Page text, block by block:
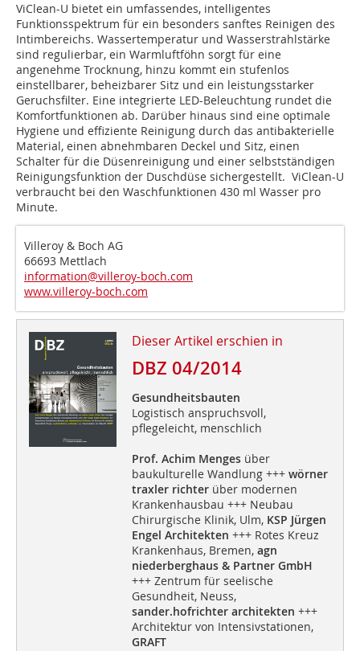
ViClean-U bietet ein umfassendes, intelligentes
Funktionsspektrum für ein besonders sanftes Reinigen des
Intimbereichs. Wassertemperatur und Wasserstrahlstärke
sind regulierbar, ein Warmluftföhn sorgt für eine
angenehme Trocknung, hinzu kommt ein stufenlos
einstellbarer, beheizbarer Sitz und ein leistungsstarker
Geruchsfilter. Eine integrierte LED-Beleuchtung rundet die
Komfortfunktionen ab. Darüber hinaus sind eine optimale
Hygiene und effiziente Reinigung durch das antibakterielle
Material, einen abnehmbaren Deckel und Sitz, einen
Schalter für die Düsenreinigung und einer selbstständigen
Reinigungsfunktion der Duschdüse sichergestellt. ViClean-U
verbraucht bei den Waschfunktionen 430 ml Wasser pro
Minute.
Villeroy & Boch AG
66693 Mettlach
information@villeroy-boch.com
www.villeroy-boch.com
Dieser Artikel erschien in
DBZ 04/2014
Gesundheitsbauten
Logistisch anspruchsvoll,
pflegeleicht, menschlich
Prof. Achim Menges über
baukulturelle Wandlung +++ wörner
traxler richterüber modernen
Krankenhausbau +++ Neubau
Chirurgische Klinik, Ulm, KSP Jürgen
Engel Architekten +++ Rotes Kreuz
Krankenhaus, Bremen, agn
niederberghaus & Partner GmbH
+++ Zentrum für seelische
Gesundheit, Neuss,
sander.hofrichter architekten +++
Architektur von Intensivstationen,
GRAFT